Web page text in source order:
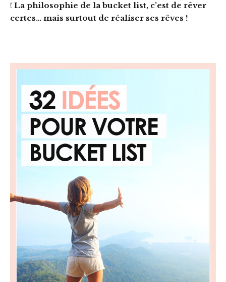
! La philosophie de la bucket list, c’est de rêver
certes… mais surtout de réaliser ses rêves !